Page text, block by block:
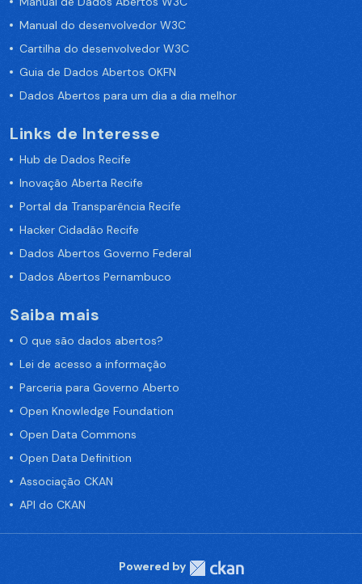
Manual do desenvolvedor W3C
Cartilha do desenvolvedor W3C
Guia de Dados Abertos OKFN
Dados Abertos para um dia a dia melhor
Links de Interesse
Hub de Dados Recife
Inovação Aberta Recife
Portal da Transparência Recife
Hacker Cidadão Recife
Dados Abertos Governo Federal
Dados Abertos Pernambuco
Saiba mais
O que são dados abertos?
Lei de acesso a informação
Parceria para Governo Aberto
Open Knowledge Foundation
Open Data Commons
Open Data Definition
Associação CKAN
API do CKAN
Powered by